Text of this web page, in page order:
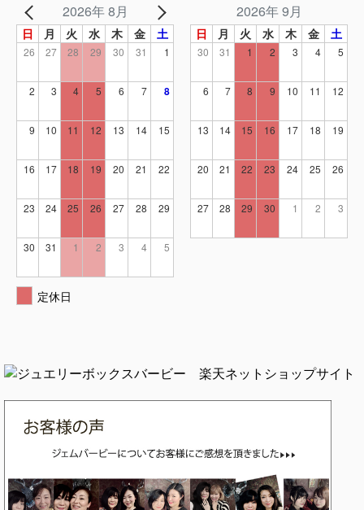
2026年 8月
日 月 火 水 木 金 土
26 27 28 29 30 31 1
2 3 4 5 6 7 8
9 10 11 12 13 14 15
16 17 18 19 20 21 22
23 24 25 26 27 28 29
30 31 1 2 3 4 5
2026年 9月
日 月 火 水 木 金 土
30 31 1 2 3 4 5
6 7 8 9 10 11 12
13 14 15 16 17 18 19
20 21 22 23 24 25 26
27 28 29 30 1 2 3
定休日